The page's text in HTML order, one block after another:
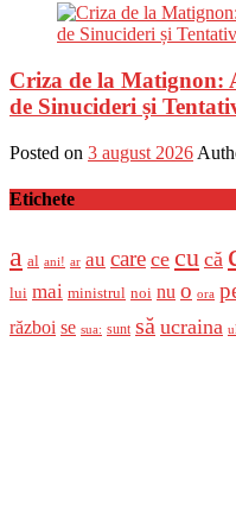
Criza de la Matignon:
de Sinucideri și
Posted on 3 august 2026
Etichete
a al ani! ar au care ce cu că
lui mai ministrul noi nu o ora
război se sua: sunt să ucraina